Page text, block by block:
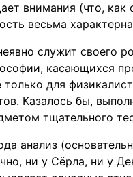
внимания (что, как
весьма
служит своего
касающихся
только для
Казалось бы,
тщательного
анализ
ни у Сёрла, ни у